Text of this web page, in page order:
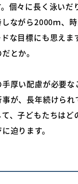
個々に長く泳い
ながら2000ｍ、
な目標にも思え
とか。
厚い配慮が必要
が、長年続けら
、子どもたちは
迫ります。